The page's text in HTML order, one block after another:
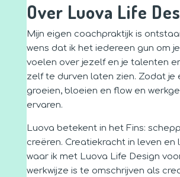
Over Luova Life
Mijn eigen coachpraktijk is
wens dat ik het iedereen gun om
voelen over jezelf en je talenten
zelf te durven laten zien. Zodat je
groeien, bloeien en flow en
ervaren.
Luova betekent in het Fins:
creëren. Creatiekracht in leven en
waar ik met Luova Life Design
werkwijze is te omschrijven als